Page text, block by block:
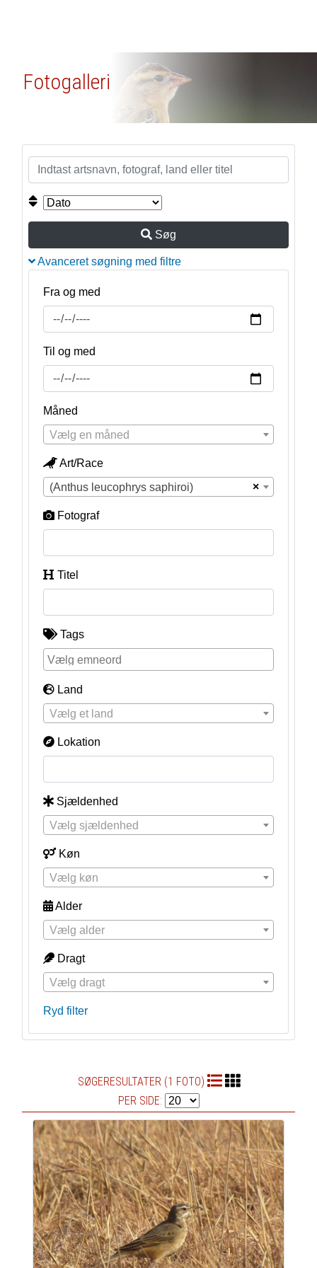
Fotogalleri
Søg
Avanceret søgning med filtre
Fra og med
Til og med
Måned
Vælg en måned
Art/Race
×
(Anthus leucophrys saphiroi)
Fotograf
Titel
Tags
Land
Vælg et land
Lokation
Sjældenhed
Vælg sjældenhed
Køn
Vælg køn
Alder
Vælg alder
Dragt
Vælg dragt
Ryd filter
SØGERESULTATER (1 FOTO)
PER SIDE: